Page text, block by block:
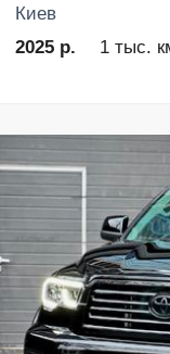
Киев
2025 р.
1 тыс.